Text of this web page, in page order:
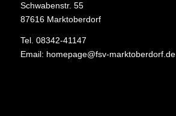
Schwabenstr. 55
87616 Marktoberdorf
Tel. 08342-41147
Email: homepage@fsv-marktoberdorf.de